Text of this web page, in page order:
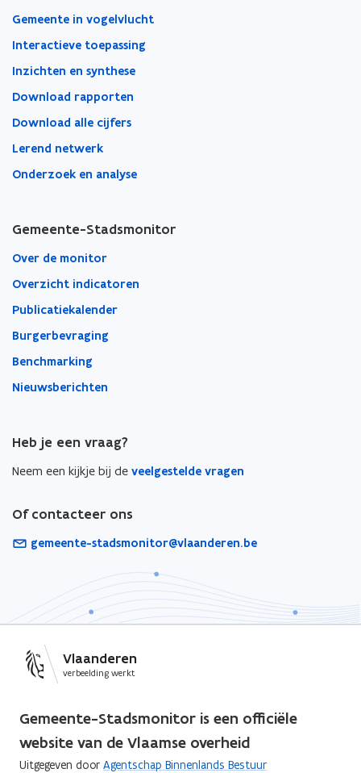
Gemeente in vogelvlucht
Interactieve toepassing
Inzichten en synthese
Download rapporten
Download alle cijfers
Lerend netwerk
Onderzoek en analyse
Gemeente-Stadsmonitor
Over de monitor
Overzicht indicatoren
Publicatiekalender
Burgerbevraging
Benchmarking
Nieuwsberichten
Heb je een vraag?
Neem een kijkje bij de veelgestelde vragen
Of contacteer ons
gemeente-stadsmonitor@vlaanderen.be
Vlaanderen
verbeelding werkt
Gemeente-Stadsmonitor is een officiële
website van de Vlaamse overheid
Uitgegeven door Agentschap Binnenlands Bestuur